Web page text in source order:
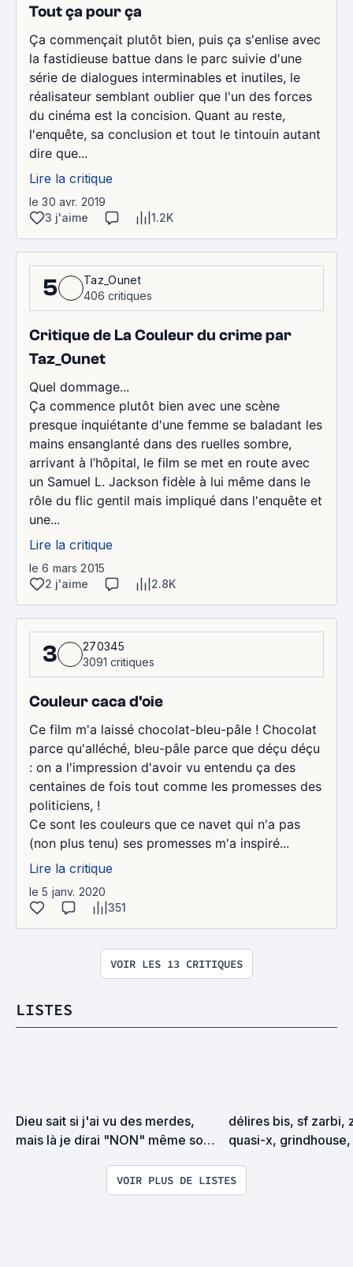
Tout ça pour ça
Ça commençait plutôt bien, puis ça s'enlise avec
la fastidieuse battue dans le parc suivie d'une
série de dialogues interminables et inutiles, le
réalisateur semblant oublier que l'un des forces
du cinéma est la concision. Quant au reste,
l'enquête, sa conclusion et tout le tintouin autant
dire que...
Lire la critique
le 30 avr. 2019
3 j'aime
1.2K
5
Taz_Ounet
406 critiques
Critique de La Couleur du crime par
Taz_Ounet
Quel dommage...
Ça commence plutôt bien avec une scène
presque inquiétante d'une femme se baladant les
mains ensanglanté dans des ruelles sombre,
arrivant à l’hôpital, le film se met en route avec
un Samuel L. Jackson fidèle à lui même dans le
rôle du flic gentil mais impliqué dans l'enquête et
une...
Lire la critique
le 6 mars 2015
2 j'aime
2.8K
3
270345
3091 critiques
Couleur caca d'oie
Ce film m'a laissé chocolat-bleu-pâle ! Chocolat
parce qu'alléché, bleu-pâle parce que déçu déçu
: on a l'impression d'avoir vu entendu ça des
centaines de fois tout comme les promesses des
politiciens, !
Ce sont les couleurs que ce navet qui n'a pas
(non plus tenu) ses promesses m'a inspiré...
Lire la critique
le 5 janv. 2020
351
VOIR LES 13 CRITIQUES
LISTES
Dieu sait si j'ai vu des merdes,
mais là je dirai "NON" même sous
délires bis, sf zarbi,
quasi-x,
VOIR PLUS DE LISTES